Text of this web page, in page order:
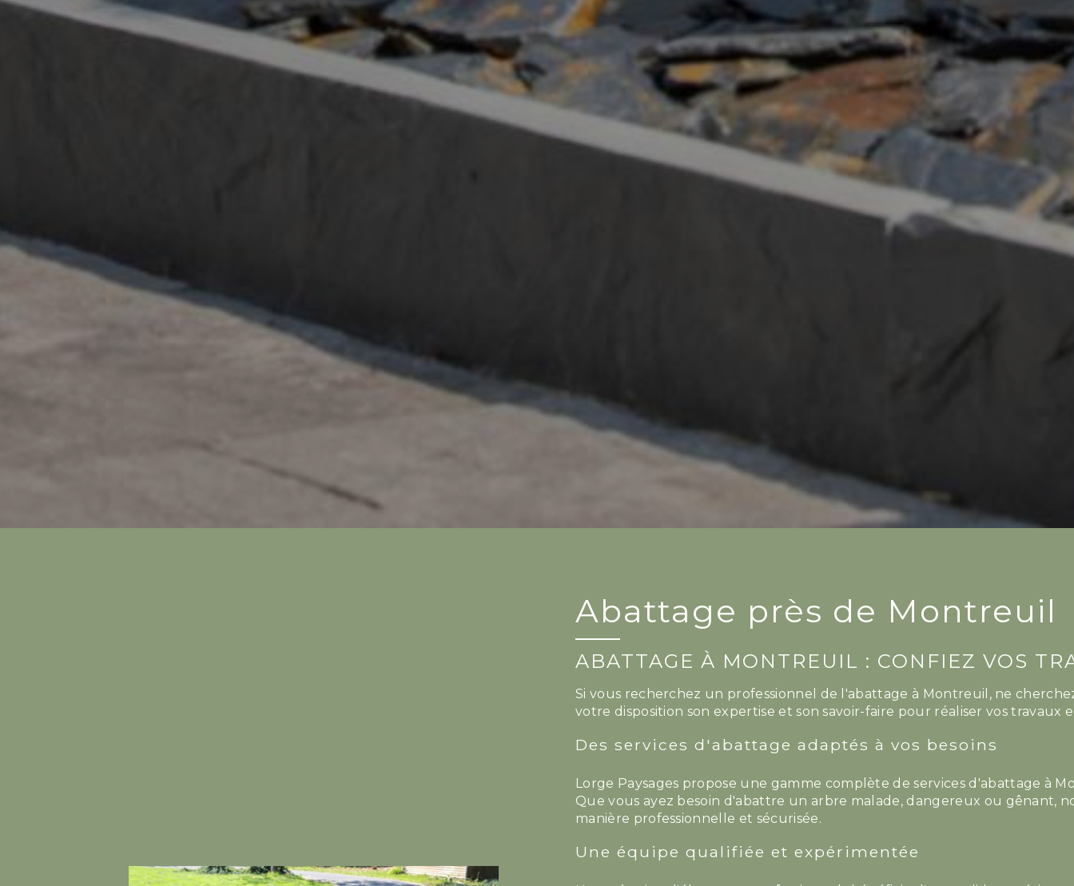
Abattage près de Montreuil
ABATTAGE À MONTREUIL : CONFIEZ VOS
Si vous recherchez un professionnel de l'abattage à Montreuil, ne
votre disposition son expertise et son savoir-faire pour réaliser vos travaux
Des services d'abattage adaptés à vos besoins
Lorge Paysages propose une gamme complète de services d'abattage à
Que vous ayez besoin d'abattre un arbre malade, dangereux ou gênant,
manière professionnelle et sécurisée.
Une équipe qualifiée et expérimentée